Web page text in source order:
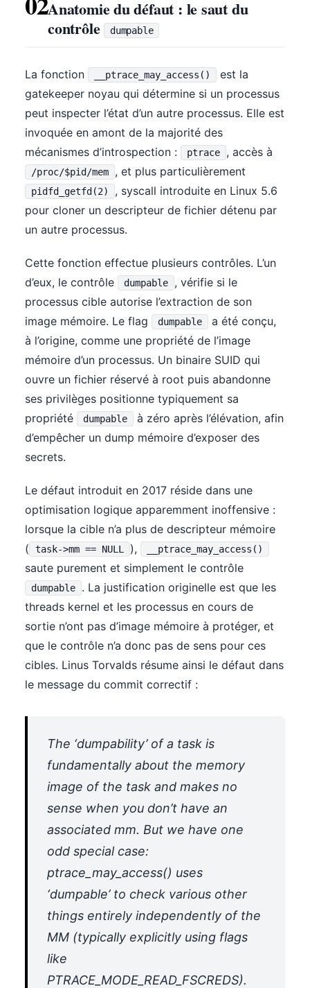
Anatomie du défaut : le saut du
contrôle
dumpable
La fonction __ptrace_may_access()
est la
gatekeeper noyau qui détermine si un processus
peut inspecter l’état d’un autre processus. Elle est
invoquée en amont de la majorité des
mécanismes d’introspection :
ptrace , accès à
/proc/$pid/mem , et plus particulièrement
pidfd_getfd(2)
, syscall introduite en Linux 5.6
pour cloner un descripteur de fichier détenu par
un autre processus.
Cette fonction effectue plusieurs contrôles. L’un
d’eux, le contrôle
dumpable
, vérifie si le
processus cible autorise l’extraction de son
image mémoire. Le flag
dumpable
a été conçu,
à l’origine, comme une propriété de l’image
mémoire d’un processus. Un binaire SUID qui
ouvre un fichier réservé à root puis abandonne
ses privilèges positionne typiquement sa
propriété
dumpable
à zéro après l’élévation, afin
d’empêcher un dump mémoire d’exposer des
secrets.
Le défaut introduit en 2017 réside dans une
optimisation logique apparemment inoffensive :
lorsque la cible n’a plus de descripteur mémoire
(
task->mm == NULL ), __ptrace_may_access()
saute purement et simplement le contrôle
dumpable
. La justification originelle est que les
threads kernel et les processus en cours de
sortie n’ont pas d’image mémoire à protéger, et
que le contrôle n’a donc pas de sens pour ces
cibles. Linus Torvalds résume ainsi le défaut dans
le message du commit correctif :
The ‘dumpability’ of a task is
fundamentally about the memory
image of the task and makes no
sense when you don’t have an
associated mm. But we have one
odd special case:
ptrace_may_access() uses
‘dumpable’ to check various other
things entirely independently of the
MM (typically explicitly using flags
like
PTRACE_MODE_READ_FSCREDS).